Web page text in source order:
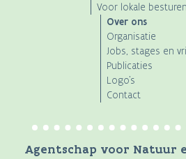
Voor lokale besturen
Over ons
Organisatie
Jobs, stages en
Publicaties
Logo's
Contact
Agentschap voor Natuur